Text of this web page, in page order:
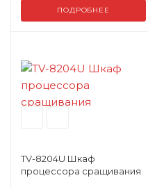
ПОДРОБНЕЕ
TV-8204U Шкаф
процессора сращивания